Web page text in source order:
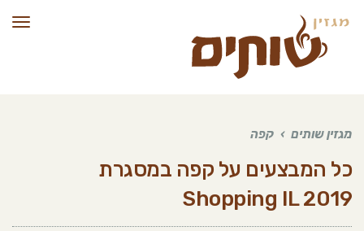
מגזין שותים › קפה
כל המבצעים על קפה במסגרת
Shopping IL 2019